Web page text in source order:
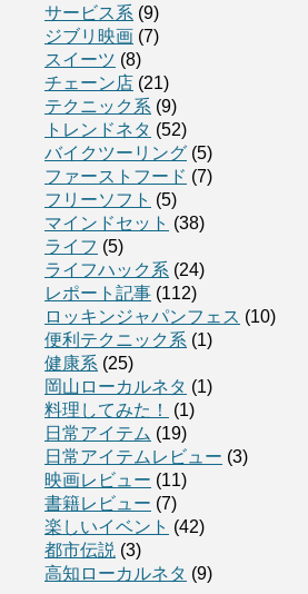
サービス系 (9)
ジブリ映画 (7)
スイーツ (8)
チェーン店 (21)
テクニック系 (9)
トレンドネタ (52)
バイクツーリング (5)
ファーストフード (7)
フリーソフト (5)
マインドセット (38)
ライフ (5)
ライフハック系 (24)
レポート記事 (112)
ロッキンジャパンフェス (10)
便利テクニック系 (1)
健康系 (25)
岡山ローカルネタ (1)
料理してみた！
(1)
日常アイテム (19)
日常アイテムレビュー (3)
映画レビュー (11)
書籍レビュー (7)
楽しいイベント (42)
都市伝説 (3)
高知ローカルネタ (9)